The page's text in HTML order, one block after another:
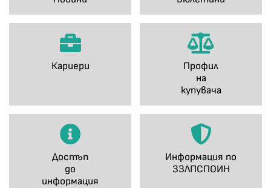
Кариери
Профил
на
купувача
Достъп
до
информация
Информация по
ЗЗЛПСПОИН